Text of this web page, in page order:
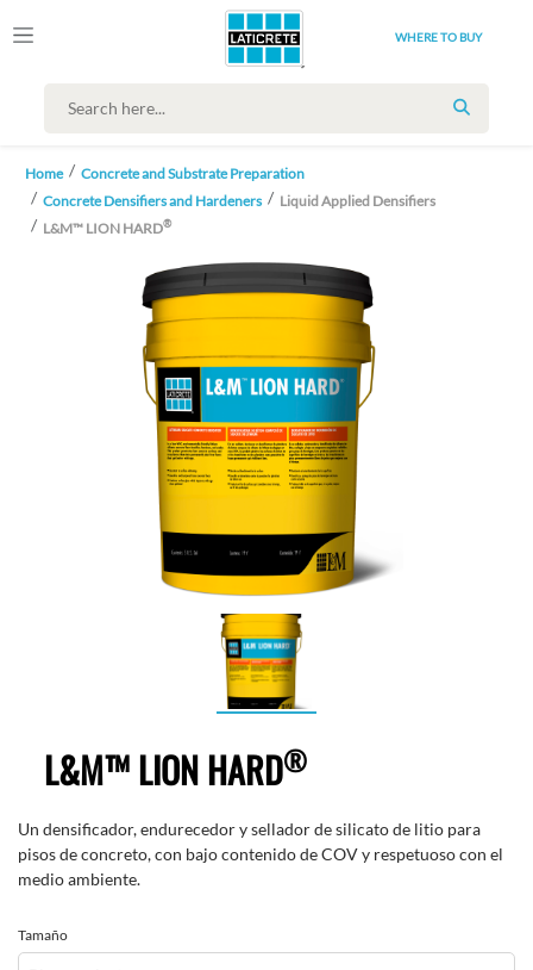
WHERE TO BUY
SEARCH
Home
Concrete and Substrate Preparation
Concrete Densifiers and Hardeners
Liquid Applied Densifiers
L&M™ LION HARD®
L&M™ LION HARD®
Un densificador, endurecedor y sellador de silicato de litio para
pisos de concreto, con bajo contenido de COV y respetuoso con el
medio ambiente.
Tamaño